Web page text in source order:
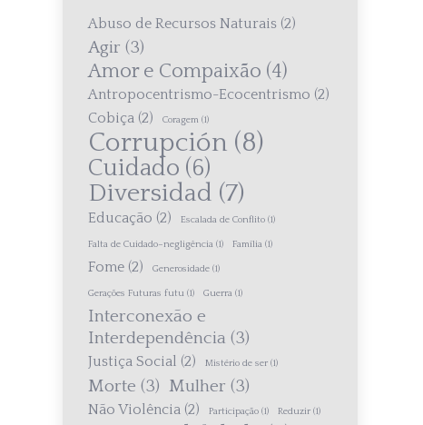
Abuso de Recursos Naturais (2)
Agir (3)
Amor e Compaixão (4)
Antropocentrismo-Ecocentrismo (2)
Cobiça (2) Coragem (1)
Corrupción (8)
Cuidado (6)
Diversidad (7)
Educação (2) Escalada de Conflito (1)
Falta de Cuidado–negligência (1) Família (1)
Fome (2) Generosidade (1)
Gerações Futuras futu (1) Guerra (1)
Interconexão e
Interdependência (3)
Justiça Social (2) Mistério de ser (1)
Morte (3) Mulher (3)
Não Violência (2) Participação (1) Reduzir (1)